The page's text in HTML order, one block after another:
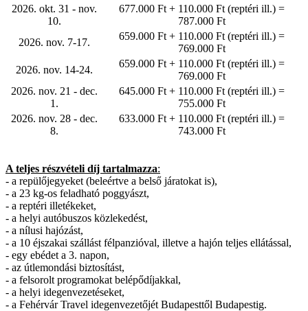
2026. okt. 31 - nov.
10.
677.000 Ft + 110.000 Ft (reptéri ill.) =
787.000 Ft
2026. nov. 7-17.
659.000 Ft + 110.000 Ft (reptéri ill.) =
769.000 Ft
2026. nov. 14-24.
659.000 Ft + 110.000 Ft (reptéri ill.) =
769.000 Ft
2026. nov. 21 - dec.
1.
645.000 Ft + 110.000 Ft (reptéri ill.) =
755.000 Ft
2026. nov. 28 - dec.
8.
633.000 Ft + 110.000 Ft (reptéri ill.) =
743.000 Ft
A teljes részvételi díj tartalmazza:
- a repülőjegyeket (beleértve a belső járatokat is),
- a 23 kg-os feladható poggyászt,
- a reptéri illetékeket,
- a helyi autóbuszos közlekedést,
- a nílusi hajózást,
- a 10 éjszakai szállást félpanzióval, illetve a hajón teljes ellátással,
- egy ebédet a 3. napon,
- az útlemondási biztosítást,
- a felsorolt programokat belépődíjakkal,
- a helyi idegenvezetéseket,
- a Fehérvár Travel idegenvezetőjét Budapesttől Budapestig.